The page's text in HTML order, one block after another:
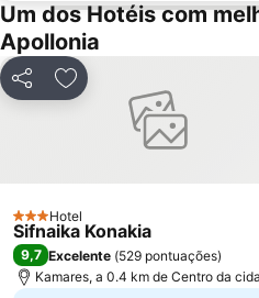
Um dos Hotéis com
Apollonia
PartilharAdicionar aos favoritos
3 Estrelas
Hotel
Sifnaika Konakia
9,7 Excelente (529 pontuações)
Kamares, a 0.4 km de Centro da